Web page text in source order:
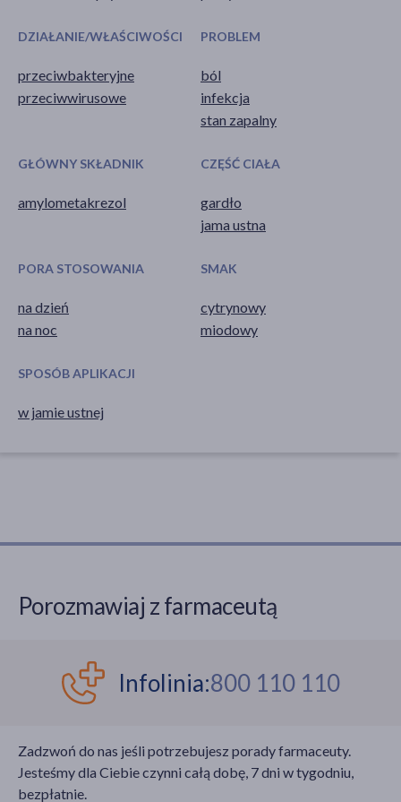
DZIAŁANIE/WŁAŚCIWOŚCI
przeciwbakteryjne
przeciwwirusowe
PROBLEM
ból
infekcja
stan zapalny
GŁÓWNY SKŁADNIK
amylometakrezol
CZĘŚĆ CIAŁA
gardło
jama ustna
PORA STOSOWANIA
na dzień
na noc
SMAK
cytrynowy
miodowy
SPOSÓB APLIKACJI
w jamie ustnej
Porozmawiaj z farmaceutą
Infolinia:800 110 110
Zadzwoń do nas jeśli potrzebujesz porady farmaceuty.
Jesteśmy dla Ciebie czynni całą dobę, 7 dni w tygodniu,
bezpłatnie.